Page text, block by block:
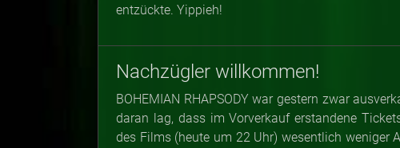
entzückte. Yippieh!
Nachzügler willkommen!
BOHEMIAN RHAPSODY war gestern zwar
daran lag, dass im Vorverkauf erstandene
des Films (heute um 22 Uhr) wesentlich weniger